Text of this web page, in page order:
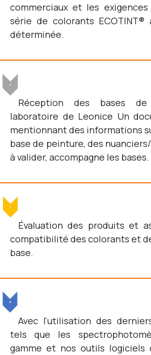
commerciaux et les
série de colorants ECOTINT®
déterminée.
Réception des bases
laboratoire de Leonice Un
mentionnant des informations
base de peinture, des
à valider, accompagne les bases.
Évaluation des produits et
compatibilité des colorants et
base.
Avec l'utilisation des
tels que les
gamme et nos outils logiciels